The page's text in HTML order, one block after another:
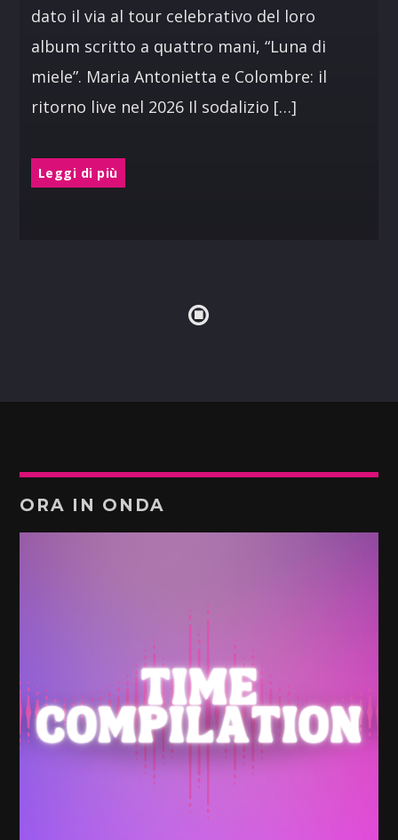
dato il via al tour celebrativo del loro
album scritto a quattro mani, “Luna di
miele”. Maria Antonietta e Colombre: il
ritorno live nel 2026 Il sodalizio […]
Leggi di più
ORA IN ONDA